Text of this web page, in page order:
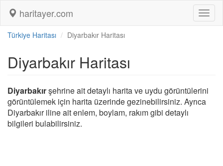
haritayer.com
Türkiye Haritası Diyarbakır Haritası
Diyarbakır Haritası
Diyarbakırşehrine ait detaylı harita ve uydu görüntülerini
görüntülemek için harita üzerinde gezinebilirsiniz. Ayrıca
Diyarbakır iline ait enlem, boylam, rakım gibi detaylı
bilgileri bulabilirsiniz.